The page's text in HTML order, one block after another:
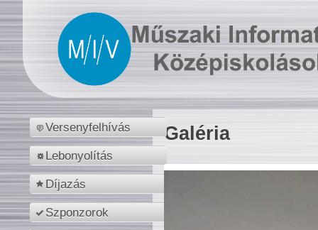
Versenyfelhívás
Lebonyolítás
Díjazás
Szponzorok
Galéria